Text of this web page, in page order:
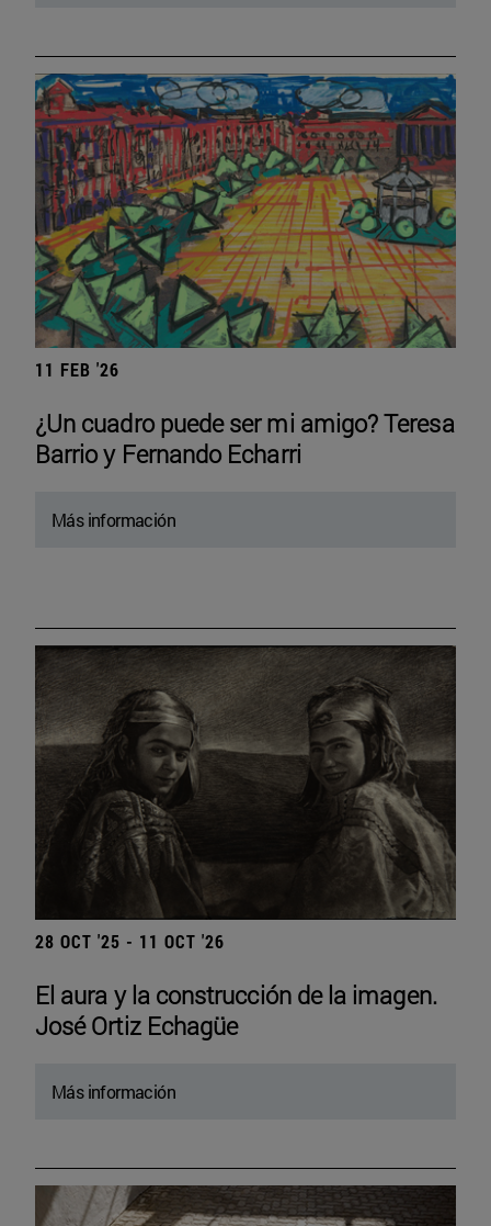
11 FEB '26
¿Un cuadro puede ser mi amigo? Teresa
Barrio y Fernando Echarri
Más información
28 OCT '25 - 11 OCT '26
El aura y la construcción de la imagen.
José Ortiz Echagüe
Más información